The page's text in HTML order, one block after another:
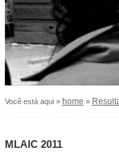
Você está aqui » home »
MLAIC 2011